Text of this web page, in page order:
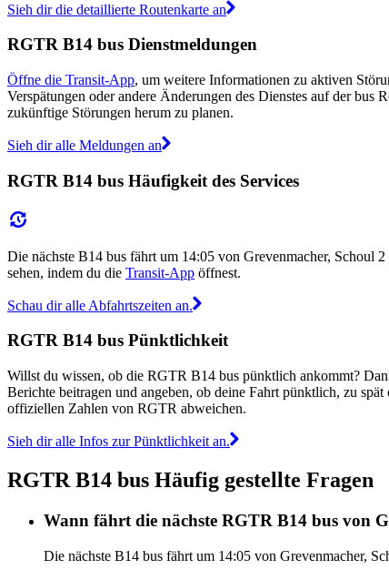
Sieh dir die detaillierte Routenkarte an
RGTR B14 bus Dienstmeldungen
Öffne die Transit-App, um weitere Informationen zu aktiven
Verspätungen oder andere Änderungen des Dienstes auf der bus
zukünftige Störungen herum zu planen.
Sieh dir alle Meldungen an
RGTR B14 bus Häufigkeit des Services
Die nächste B14 bus fährt um 14:05 von Grevenmacher, Schoul
sehen, indem du die Transit-App öffnest.
Schau dir alle Abfahrtszeiten an.
RGTR B14 bus Pünktlichkeit
Willst du wissen, ob die RGTR B14 bus pünktlich ankommt?
Berichte beitragen und angeben, ob deine Fahrt pünktlich, zu
offiziellen Zahlen von RGTR abweichen.
Sieh dir alle Infos zur Pünktlichkeit an.
RGTR B14 bus Häufig gestellte Fragen
Wann fährt die nächste RGTR B14 bus von
Die nächste B14 bus fährt um 14:05 von Grevenmacher,